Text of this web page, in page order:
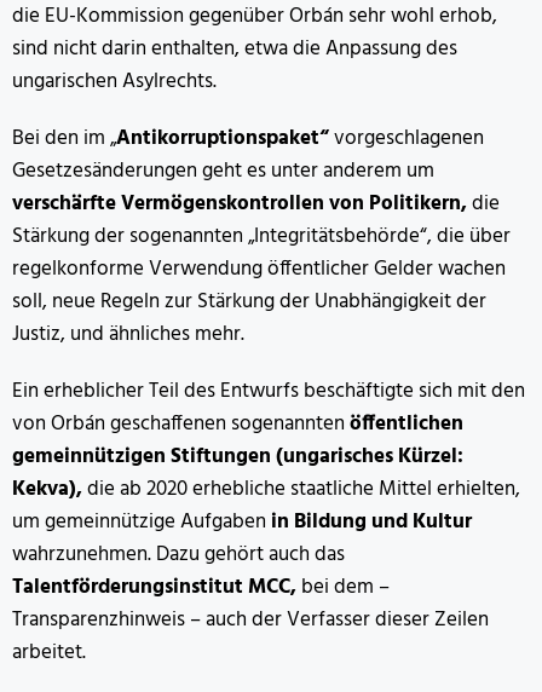
die EU-Kommission gegenüber Orbán sehr wohl erhob,
sind nicht darin enthalten, etwa die Anpassung des
ungarischen Asylrechts.
Bei den im „Antikorruptionspaket“vorgeschlagenen
Gesetzesänderungen geht es unter anderem um
verschärfte Vermögenskontrollen von Politikern,die
Stärkung der sogenannten „Integritätsbehörde“, die über
regelkonforme Verwendung öffentlicher Gelder wachen
soll, neue Regeln zur Stärkung der Unabhängigkeit der
Justiz, und ähnliches mehr.
Ein erheblicher Teil des Entwurfs beschäftigte sich mit den
von Orbán geschaffenen sogenanntenöffentlichen
gemeinnützigen Stiftungen (ungarisches Kürzel:
Kekva),die ab 2020 erhebliche staatliche Mittel erhielten,
um gemeinnützige Aufgaben in Bildung und Kultur
wahrzunehmen. Dazu gehört auch das
Talentförderungsinstitut MCC,bei dem –
Transparenzhinweis – auch der Verfasser dieser Zeilen
arbeitet.